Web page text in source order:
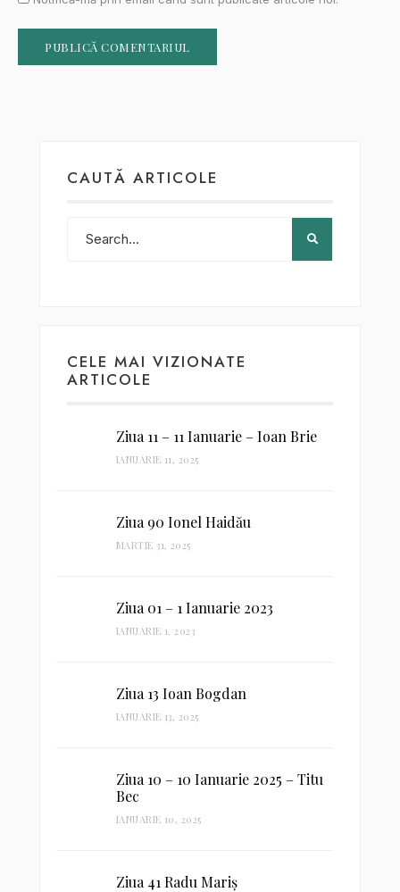
CAUTĂ ARTICOLE
CELE MAI VIZIONATE
ARTICOLE
Ziua 11 – 11 Ianuarie – Ioan Brie
IANUARIE 11, 2025
Ziua 90 Ionel Haidău
MARTIE 31, 2025
Ziua 01 – 1 Ianuarie 2023
IANUARIE 1, 2023
Ziua 13 Ioan Bogdan
IANUARIE 13, 2025
Ziua 10 – 10 Ianuarie 2025 – Titu
Bec
IANUARIE 10, 2025
Ziua 41 Radu Mariș